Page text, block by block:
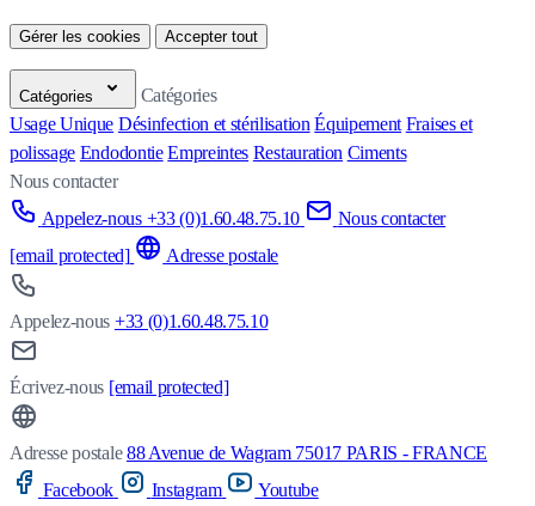
Gérer les cookies Accepter tout
Catégories
Catégories
Usage Unique Désinfection et stérilisation Équipement Fraises et
polissage Endodontie Empreintes Restauration Ciments
Nous contacter
Appelez-nous +33 (0)1.60.48.75.10
Nous contacter
[email protected]
Adresse postale
Appelez-nous +33 (0)1.60.48.75.10
Écrivez-nous [email protected]
Adresse postale 88 Avenue de Wagram 75017 PARIS - FRANCE
Facebook
Instagram Youtube